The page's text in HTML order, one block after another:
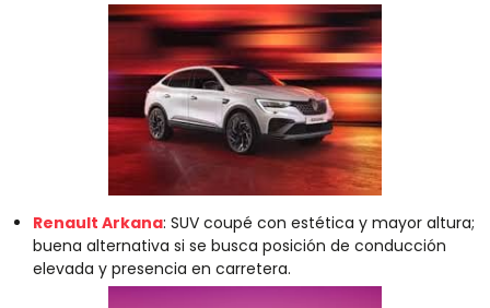
Renault Arkana: SUV coupé con estética y mayor altura;
buena alternativa si se busca posición de conducción
elevada y presencia en carretera.